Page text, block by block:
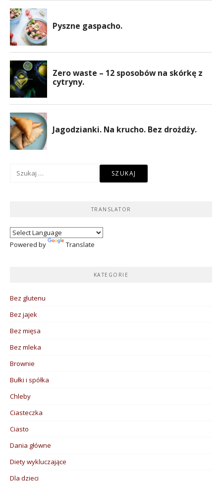
Szukaj:
TRANSLATOR
Powered by Translate
KATEGORIE
Bez glutenu
Bez jajek
Bez mięsa
Bez mleka
Brownie
Bułki i spółka
Chleby
Ciasteczka
Ciasto
Dania główne
Diety wykluczające
Dla dzieci